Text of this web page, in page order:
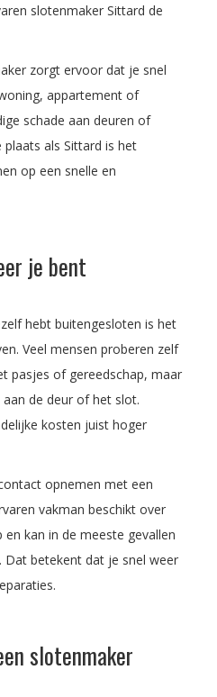
slotenmaker Sittard de
zorgt ervoor dat je snel
appartement of
schade aan deuren of
plaats als Sittard is het
op een snelle en
je bent
hebt buitengesloten is het
Veel mensen proberen zelf
pasjes of gereedschap, maar
de deur of het slot.
kosten juist hoger
opnemen met een
vakman beschikt over
kan in de meeste gevallen
Dat betekent dat je snel weer
slotenmaker